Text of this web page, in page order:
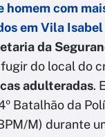
homem com
em Vila Isabel
da
do local do
adulteradas.
Batalhão da
M) durante